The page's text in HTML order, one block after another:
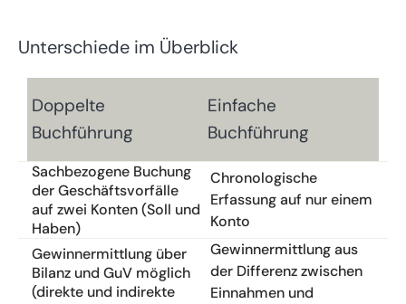
Unterschiede im Überblick
Doppelte
Buchführung
Einfache
Buchführung
Sachbezogene Buchung
der Geschäftsvorfälle
auf zwei Konten (Soll und
Haben)
Chronologische
Erfassung auf nur einem
Konto
Gewinnermittlung über
Bilanz und GuV möglich
(direkte und indirekte
Gewinnermittlung aus
der Differenz zwischen
Einnahmen und